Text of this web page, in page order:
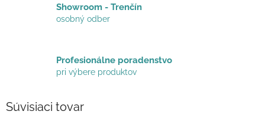
Showroom - Trenčín
osobný odber
Profesionálne poradenstvo
pri výbere produktov
Súvisiaci tovar